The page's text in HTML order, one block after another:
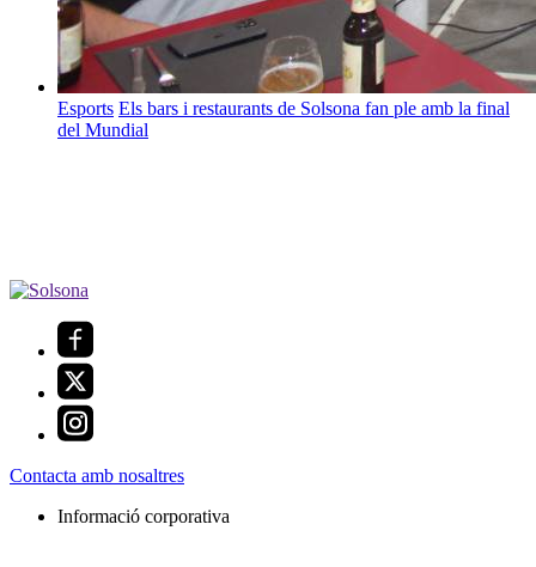
Esports Els bars i restaurants de Solsona fan ple amb la final
del Mundial
Contacta amb nosaltres
Informació corporativa